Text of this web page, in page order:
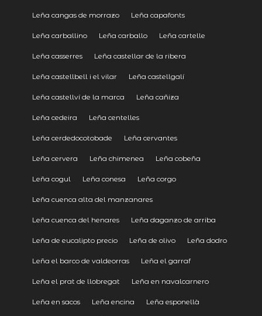
Leña cangas de morrazo Leña capafonts
Leña carballino Leña carballo Leña cartelle
Leña casserres Leña castellar de la ribera
Leña castellbell i el vilar Leña castellgalí
Leña castellví de la marca Leña cañiza
Leña cedeira Leña centelles
Leña cerdedocotobade Leña cervantes
Leña cervera Leña chimenea Leña cobeña
Leña cogul Leña conesa Leña corgo
Leña cuenca alta del manzanares
Leña cuenca del henares Leña daganzo de arriba
Leña de eucalipto precio Leña de olivo Leña dodro
Leña el barco de valdeorras Leña el garraf
Leña el prat de llobregat Leña en navalcarnero
Leña en sacos Leña encina Leña esponellà